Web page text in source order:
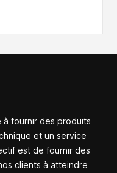
à fournir des produits
et un service
est de fournir des
clients à atteindre